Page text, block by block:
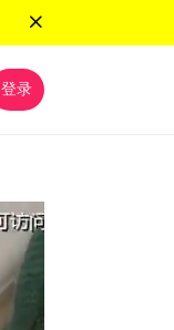
登录